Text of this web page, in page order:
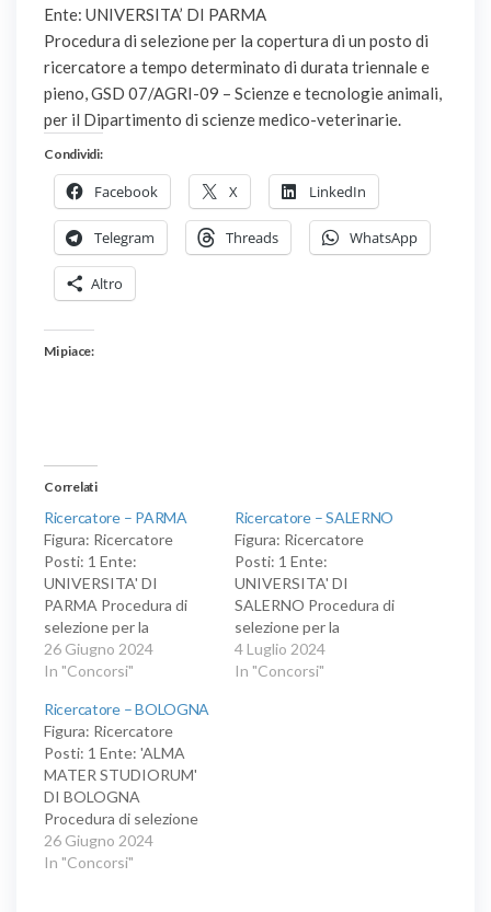
Ente: UNIVERSITA’ DI PARMA
Procedura di selezione per la copertura di un posto di
ricercatore a tempo determinato di durata triennale e
pieno, GSD 07/AGRI-09 – Scienze e tecnologie animali,
per il Dipartimento di scienze medico-veterinarie.
Condividi:
Facebook X LinkedIn
Telegram Threads WhatsApp
Altro
Mi piace:
Correlati
Ricercatore – PARMA
Figura: Ricercatore
Posti: 1 Ente:
UNIVERSITA' DI
PARMA Procedura di
selezione per la
copertura di un posto di
ricercatore a tempo
track della durata di sei
anni e pieno, GSD
12/GIUR-05 - Diritto
costituzionale e
pubblico, per il
Dipartimento di
giurisprudenza, studi
politici e internazionali.
26 Giugno 2024
In "Concorsi"
Ricercatore – SALERNO
Figura: Ricercatore
Posti: 1 Ente:
UNIVERSITA' DI
SALERNO Procedura di
selezione per la
copertura di un posto di
ricercatore a tempo
4 Luglio 2024
In "Concorsi"
Ricercatore – BOLOGNA
Figura: Ricercatore
Posti: 1 Ente: 'ALMA
MATER STUDIORUM'
DI BOLOGNA
Procedura di selezione
per la copertura di un
posto di ricercatore, a
26 Giugno 2024
In "Concorsi"